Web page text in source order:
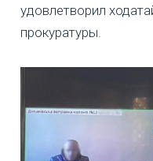
удовлетворил
прокуратуры.